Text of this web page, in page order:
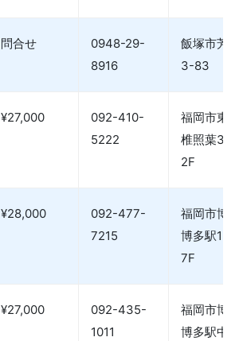
問合せ
0948-29-
8916
飯塚市芳
3-83
¥27,000
092-410-
5222
福岡市東
椎照葉3-
2F
¥28,000
092-477-
7215
福岡市博
博多駅1-
7F
¥27,000
092-435-
1011
福岡市博
博多駅中